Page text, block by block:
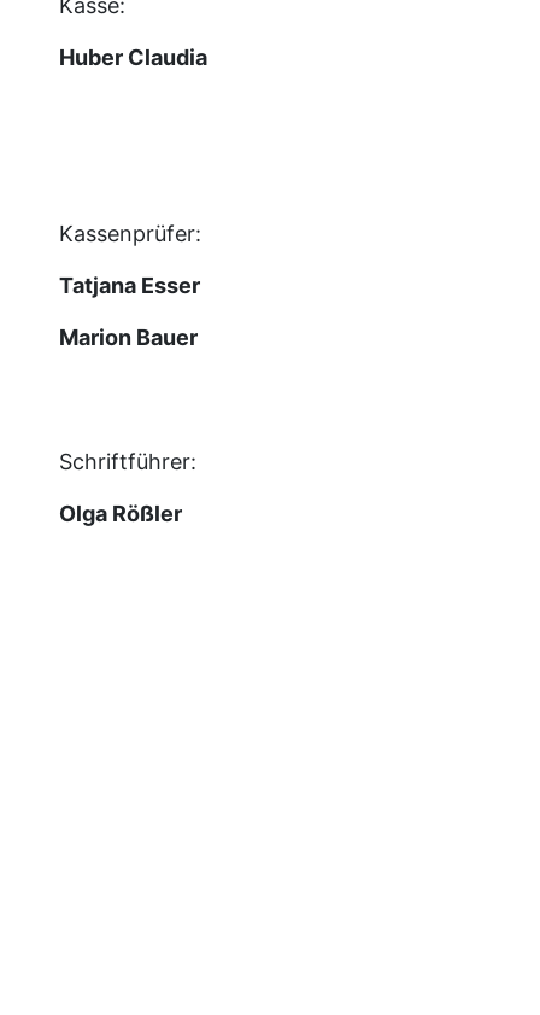
Huber Claudia
Kassenprüfer:
Tatjana Esser
​​​​​​​Marion Bauer
Schriftführer:
Olga Rößler